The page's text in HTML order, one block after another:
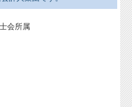
会所属